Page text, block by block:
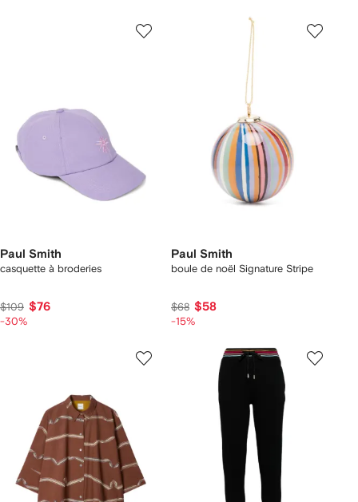
Paul Smith
casquette à broderies
$109 $76
-30%
Paul Smith
boule de noël Signature Stripe
$68 $58
-15%